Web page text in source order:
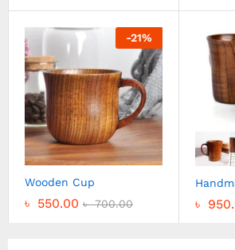
-21%
Wooden Cup
৳ 550.00 ৳700.00 ৳